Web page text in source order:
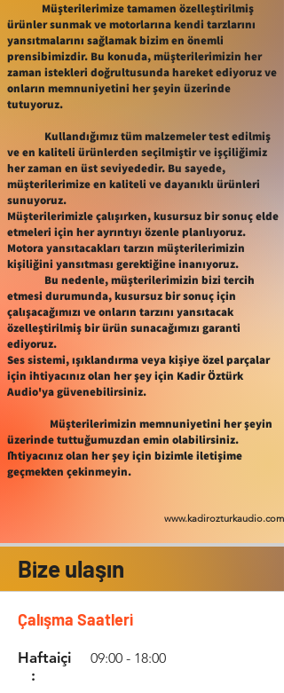
Müşterilerimize tamamen özelleştirilmiş
ürünler sunmak ve motorlarına kendi tarzlarını
yansıtmalarını sağlamak bizim en önemli
prensibimizdir. Bu konuda, müşterilerimizin her
zaman istekleri doğrultusunda hareket ediyoruz ve
onların memnuniyetini her şeyin üzerinde
tutuyoruz.
Kullandığımız tüm malzemeler test edilmiş
ve en kaliteli ürünlerden seçilmiştir ve işçiliğimiz
her zaman en üst seviyededir. Bu sayede,
müşterilerimize en kaliteli ve dayanıklı ürünleri
sunuyoruz.
Müşterilerimizle çalışırken, kusursuz bir sonuç elde
etmeleri için her ayrıntıyı özenle planlıyoruz.
Motora yansıtacakları tarzın müşterilerimizin
kişiliğini yansıtması gerektiğine inanıyoruz.
Bu nedenle, müşterilerimizin bizi tercih
etmesi durumunda, kusursuz bir sonuç için
çalışacağımızı ve onların tarzını yansıtacak
özelleştirilmiş bir ürün sunacağımızı garanti
ediyoruz.
Ses sistemi, ışıklandırma veya kişiye özel parçalar
için ihtiyacınız olan her şey için Kadir Öztürk
Audio'ya güvenebilirsiniz.
Müşterilerimizin memnuniyetini her şeyin
üzerinde tuttuğumuzdan emin olabilirsiniz.
İhtiyacınız olan her şey için bizimle iletişime
geçmekten çekinmeyin.
www.kadirozturkaudio.com
Bize ulaşın
Çalışma Saatleri
Haftaiçi
:
09:00 - 18:00